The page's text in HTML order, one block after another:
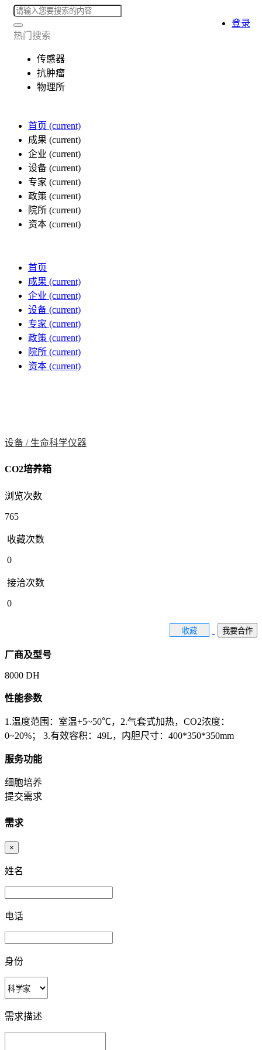
热门搜索
传感器
抗肿瘤
物理所
首页 (current)
成果 (current)
企业 (current)
设备 (current)
专家 (current)
政策 (current)
院所 (current)
资本 (current)
登录
首页
成果 (current)
企业 (current)
设备 (current)
专家 (current)
政策 (current)
院所 (current)
资本 (current)
设备 / 生命科学仪器
CO2培养箱
浏览次数
765
收藏次数
0
接洽次数
0
收藏 我要合作
厂商及型号
8000 DH
性能参数
1.温度范围：室温+5~50℃，2.气套式加热，CO2浓度：
0~20%； 3.有效容积：49L，内胆尺寸：400*350*350mm
服务功能
细胞培养
提交需求
需求
×
姓名
电话
身份
需求描述